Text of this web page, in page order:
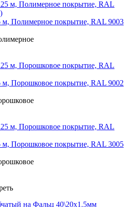
Полимерное покрытие, RAL 9003
Порошковое покрытие, RAL 9002
Порошковое покрытие, RAL 3005